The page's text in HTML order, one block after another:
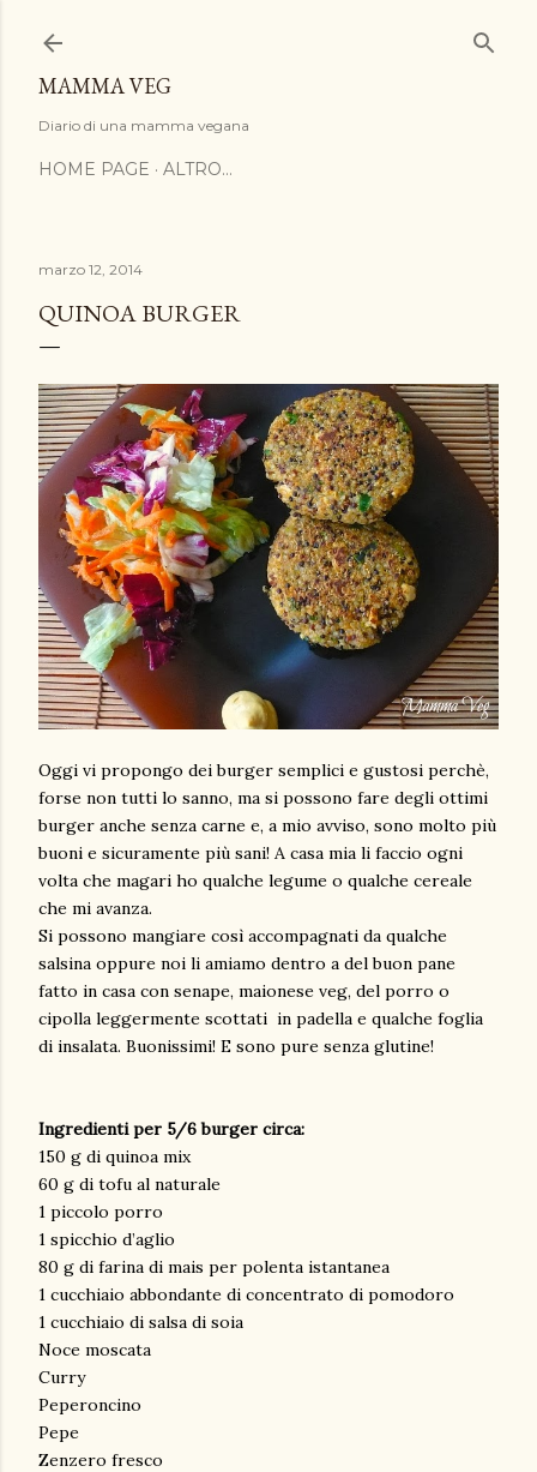
MAMMA VEG
Diario di una mamma vegana
HOME PAGE ALTRO…
marzo 12, 2014
QUINOA BURGER
Oggi vi propongo dei burger semplici e gustosi perchè,
forse non tutti lo sanno, ma si possono fare degli ottimi
burger anche senza carne e, a mio avviso, sono molto più
buoni e sicuramente più sani! A casa mia li faccio ogni
volta che magari ho qualche legume o qualche cereale
che mi avanza.
Si possono mangiare così accompagnati da qualche
salsina oppure noi li amiamo dentro a del buon pane
fatto in casa con senape, maionese veg, del porro o
cipolla leggermente scottati in padella e qualche foglia
di insalata. Buonissimi! E sono pure senza glutine!
Ingredienti per 5/6 burger circa:
150 g di quinoa mix
60 g di tofu al naturale
1 piccolo porro
1 spicchio d’aglio
80 g di farina di mais per polenta istantanea
1 cucchiaio abbondante di concentrato di pomodoro
1 cucchiaio di salsa di soia
Noce moscata
Curry
Peperoncino
Pepe
Zenzero fresco